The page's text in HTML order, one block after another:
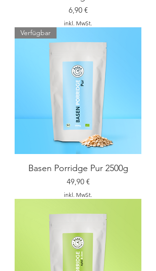
Preis
6,90 €
inkl. MwSt.
Verfügbar
Basen Porridge Pur 2500g
Preis
49,90 €
inkl. MwSt.